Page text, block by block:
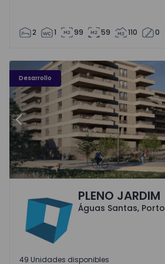
2 1 99 59 110 0
Desarrollo
PLENO JARDIM - 3
Anterior
Águas Santas, PortoPLENO JARDIM
Águas Santas, Porto
49 Unidades disponibles